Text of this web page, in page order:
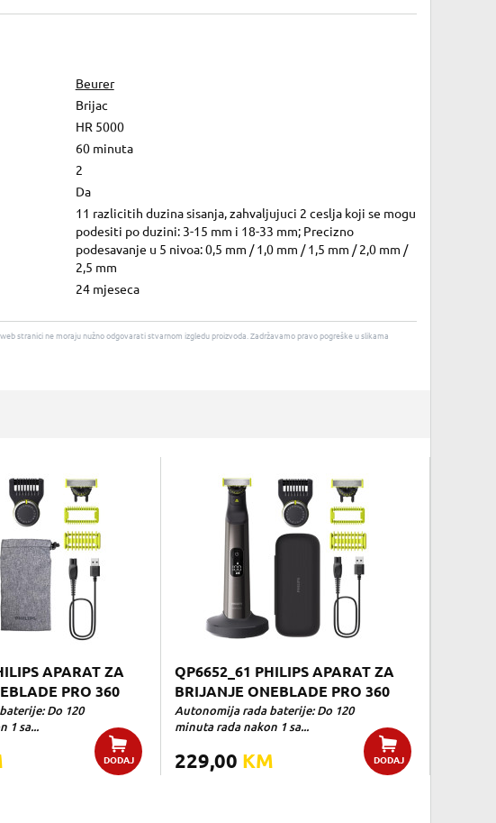
Beurer
Brijac
HR 5000
60 minuta
2
Da
11 razlicitih duzina sisanja, zahvaljujuci 2 ceslja koji se mogu
podesiti po duzini: 3-15 mm i 18-33 mm; Precizno
podesavanje u 5 nivoa: 0,5 mm / 1,0 mm / 1,5 mm / 2,0 mm /
2,5 mm
24 mjeseca
stranici ne moraju nužno odgovarati stvarnom izgledu proizvoda. Zadržavamo pravo pogreške u slikama
APARAT ZA
PRO 360
Do 120
1 sa...
DODAJ
QP6652_61 PHILIPS APARAT ZA
BRIJANJE ONEBLADE PRO 360
Autonomija rada baterije: Do 120
minuta rada nakon 1 sa...
229,00 KM DODAJ